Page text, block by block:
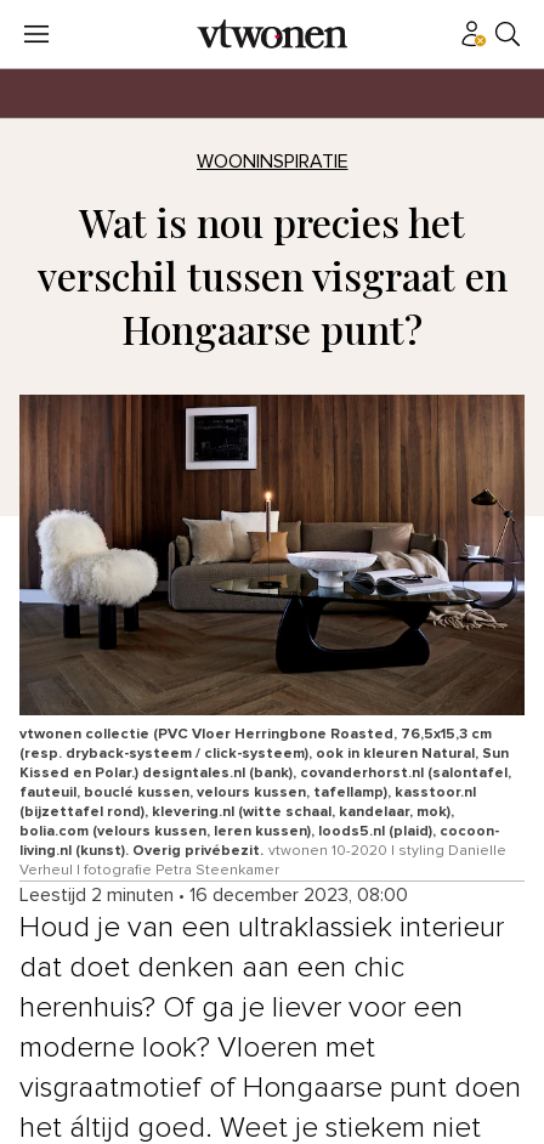
WOONINSPIRATIE
Wat is nou precies het
verschil tussen visgraat en
Hongaarse punt?
vtwonen collectie (PVC Vloer Herringbone Roasted, 76,5x15,3 cm
(resp. dryback-systeem / click-systeem), ook in kleuren Natural, Sun
Kissed en Polar.) designtales.nl (bank), covanderhorst.nl (salontafel,
fauteuil, bouclé kussen, velours kussen, tafellamp), kasstoor.nl
(bijzettafel rond), klevering.nl (witte schaal, kandelaar, mok),
bolia.com (velours kussen, leren kussen), loods5.nl (plaid), cocoon-
living.nl (kunst). Overig privébezit. vtwonen 10-2020 | styling Danielle
Verheul | fotografie Petra Steenkamer
Leestijd 2 minuten • 16 december 2023, 08:00
Houd je van een ultraklassiek interieur
dat doet denken aan een chic
herenhuis? Of ga je liever voor een
moderne look? Vloeren met
visgraatmotief of Hongaarse punt doen
het áltijd goed. Weet je stiekem niet